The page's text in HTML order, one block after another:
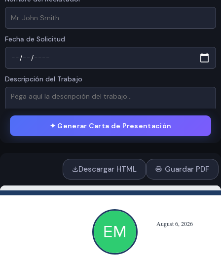
Fecha de Solicitud
Descripción del Trabajo
Arrastra y suelta ohaz clic para subir
PDF, DOCX, TXT
o pega el texto
✦ Generar Carta de Presentación
Descargar HTML Guardar PDF